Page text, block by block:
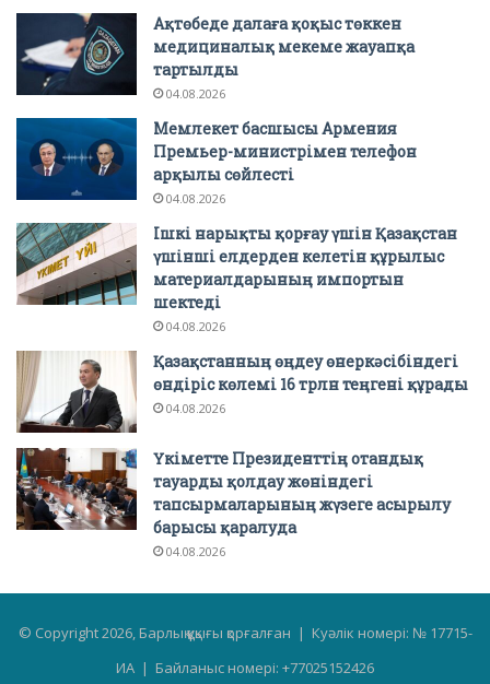
Ақтөбеде далаға қоқыс төккен
медициналық мекеме жауапқа
тартылды
04.08.2026
Мемлекет басшысы Армения
Премьер-министрімен телефон
арқылы сөйлесті
04.08.2026
Ішкі нарықты қорғау үшін Қазақстан
үшінші елдерден келетін құрылыс
материалдарының импортын
шектеді
04.08.2026
Қазақстанның өңдеу өнеркәсібіндегі
өндіріс көлемі 16 трлн теңгені құрады
04.08.2026
Үкіметте Президенттің отандық
тауарды қолдау жөніндегі
тапсырмаларының жүзеге асырылу
барысы қаралуда
04.08.2026
© Copyright 2026, Барлық құқығы қорғалған | Куәлік номері: № 17715-
ИА | Байланыс номері: +77025152426